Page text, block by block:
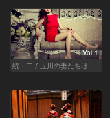
Vol.1
続・二子玉川の妻たちは